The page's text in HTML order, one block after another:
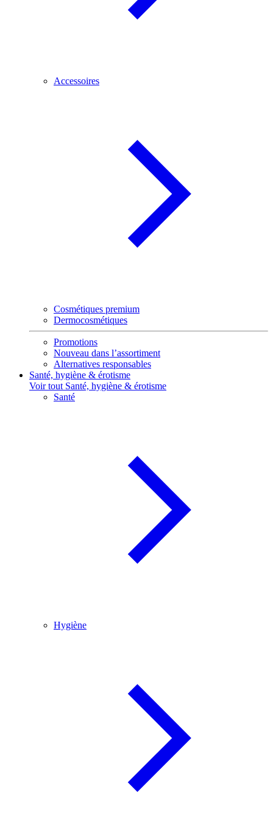
Accessoires
Cosmétiques premium
Dermocosmétiques
Promotions
Nouveau dans l’assortiment
Alternatives responsables
Santé, hygiène & érotisme
Voir tout Santé, hygiène & érotisme
Santé
Hygiène